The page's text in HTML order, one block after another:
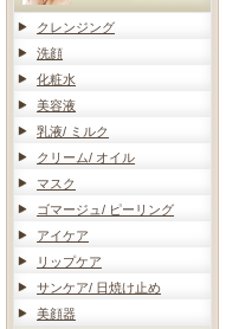
クレンジング
洗顔
化粧水
美容液
乳液/ ミルク
クリーム/ オイル
マスク
ゴマージュ/ ピーリング
アイケア
リップケア
サンケア/ 日焼け止め
美顔器